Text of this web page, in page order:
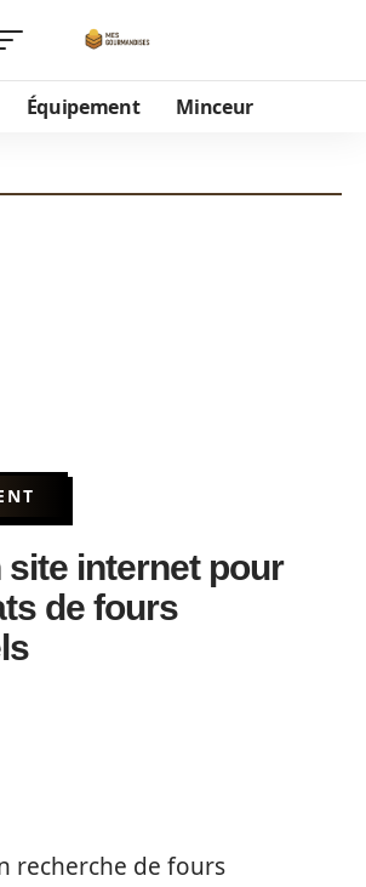
Équipement Minceur
site internet pour
de fours
recherche de fours